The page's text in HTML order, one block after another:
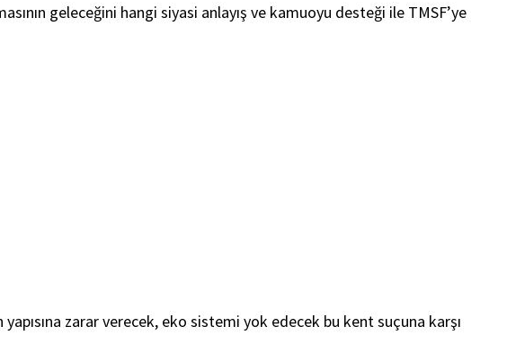
geleceğini hangi siyasi anlayış ve kamuoyu desteği ile TMSF’ye
zarar verecek, eko sistemi yok edecek bu kent suçuna karşı